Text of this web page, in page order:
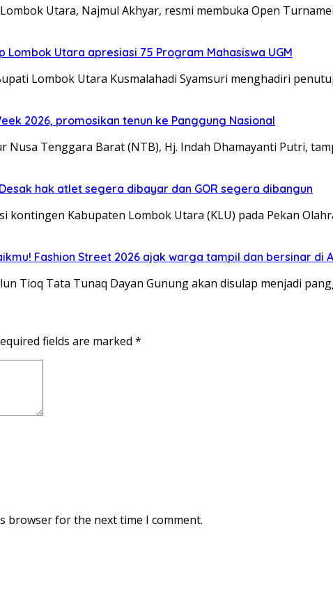
Utara, Najmul Akhyar, resmi membuka Open
Lombok Utara apresiasi 75 Program Mahasiswa UGM
Lombok Utara Kusmalahadi Syamsuri menghadiri
2026, promosikan tenun ke Panggung Nasional
Nusa Tenggara Barat (NTB), Hj. Indah Dhamayanti Putri,
Desak hak atlet segera dibayar dan GOR segera dibangun
kontingen Kabupaten Lombok Utara (KLU) pada Pekan
Fashion Street 2026 ajak warga tampil dan bersinar di
Tioq Tata Tunaq Dayan Gunung akan disulap menjadi
fields are marked *
browser for the next time I comment.